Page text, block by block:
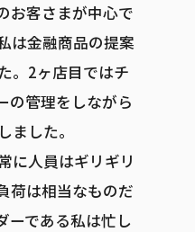
お客さまが中心で
は金融商品の提案
。2ヶ店目ではチ
の管理をしながら
ました。
に人員はギリギリ
荷は相当なものだ
ーである私は忙し